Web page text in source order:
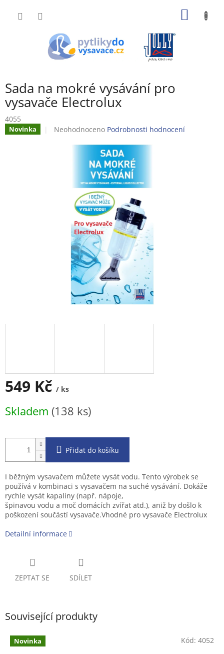
Sada na mokré vysávání pro
vysavače Electrolux
4055
Novinka
Průměrné
produktu
hvězdiček.
Neohodnoceno Podrobnosti hodnocení
549 Kč / ks
cena:
Skladem (138 ks)
Přidat do košíku
I běžným vysavačem můžete vysát vodu. Tento výrobek se
používá v kombinaci s vysavačem na suché vysávání. Dokáže
rychle vysát kapaliny (např. nápoje,
špinavou vodu a moč domácích zvířat atd.), aniž by došlo k
poškození součástí vysavače.Vhodné pro vysavače Electrolux
Detailní informace
ZEPTAT SE SDÍLET
Související produkty
Novinka Kód: 4052